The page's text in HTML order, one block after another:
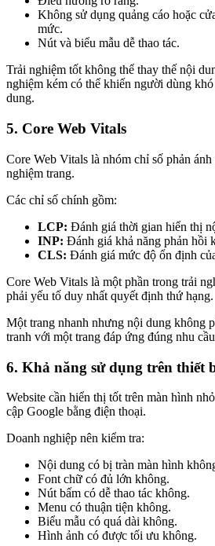
Không sử dụng quảng cáo hoặc
mức.
Nút và biểu mẫu dễ thao tác.
Trải nghiệm tốt không thể thay thế nội
nghiệm kém có thể khiến người dùng
dung.
5. Core Web Vitals
Core Web Vitals là nhóm chỉ số phản
nghiệm trang.
Các chỉ số chính gồm:
LCP: Đánh giá thời gian hiển thị
INP: Đánh giá khả năng phản hồi
CLS: Đánh giá mức độ ổn định
Core Web Vitals là một phần trong trải
phải yếu tố duy nhất quyết định thứ hạng.
Một trang nhanh nhưng nội dung không
tranh với một trang đáp ứng đúng nhu
6. Khả năng sử dụng trên thiết
Website cần hiển thị tốt trên màn hình
cập Google bằng điện thoại.
Doanh nghiệp nên kiểm tra:
Nội dung có bị tràn màn hình
Font chữ có đủ lớn không.
Nút bấm có dễ thao tác không.
Menu có thuận tiện không.
Biểu mẫu có quá dài không.
Hình ảnh có được tối ưu không.